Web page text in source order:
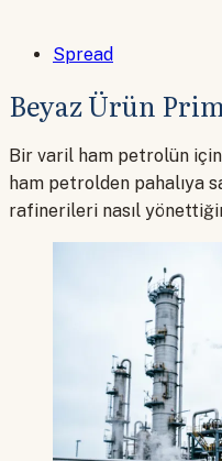
Spread
Beyaz Ürün
Bir varil ham petrolün
ham petrolden pahalıya
rafinerileri nasıl